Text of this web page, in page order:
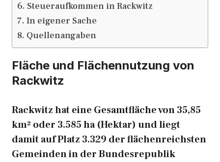
Steueraufkommen in Rackwitz
In eigener Sache
Quellenangaben
Fläche und Flächennutzung von
Rackwitz
Rackwitz hat eine Gesamtfläche von 35,85
km² oder 3.585 ha (Hektar) und liegt
damit auf Platz 3.329 der flächenreichsten
Gemeinden in der Bundesrepublik